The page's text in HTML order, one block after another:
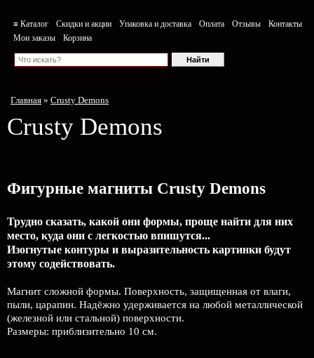
≡ Каталог Скидки и акции Упаковка и доставка Оплата Отзывы
Контакты
Мои заказы
Корзина
Главная » Crusty Demons
Crusty Demons
Фигурные магниты Crusty Demons
Трудно сказать, какой они формы, проще найти для них
место, куда они с легкостью впишутся...
Изогнутые контуры и выразительность картинки будут
этому содействовать.
Магнит сложной формы. Поверхность, защищенная от влаги,
пыли, царапин. Надёжно удерживается на любой металлической
(железной или стальной) поверхности.
Размеры: приблизительно 10 см.